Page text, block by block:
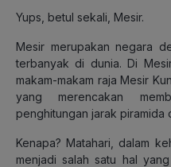
Yups, betul sekali, Mesir.
Mesir merupakan negara
terbanyak di dunia. Di
makam-makam raja Mesir
yang merencakan
penghitungan jarak piramida
Kenapa? Matahari, dalam
menjadi salah satu hal